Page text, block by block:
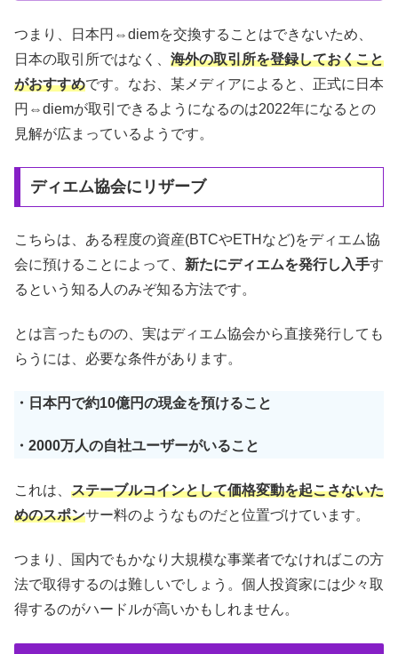
つまり、日本円⇔diemを交換することはできないため、
日本の取引所ではなく、 海外の取引所を登録しておくこと
がおすすめです。なお、某メディアによると、正式に日本
円⇔diemが取引できるようになるのは2022年になるとの
見解が広まっているようです。
ディエム協会にリザーブ
こちらは、ある程度の資産(BTCやETHなど)をディエム協
会に預けることによって、 新たにディエムを発行し入手す
るという知る人のみぞ知る方法です。
とは言ったものの、実はディエム協会から直接発行しても
らうには、必要な条件があります。
・日本円で約10億円の現金を預けること
・2000万人の自社ユーザーがいること
これは、 ステーブルコインとして価格変動を起こさないた
めのスポンサー料のようなものだと位置づけています。
つまり、国内でもかなり大規模な事業者でなければこの方
法で取得するのは難しいでしょう。個人投資家には少々取
得するのがハードルが高いかもしれません。